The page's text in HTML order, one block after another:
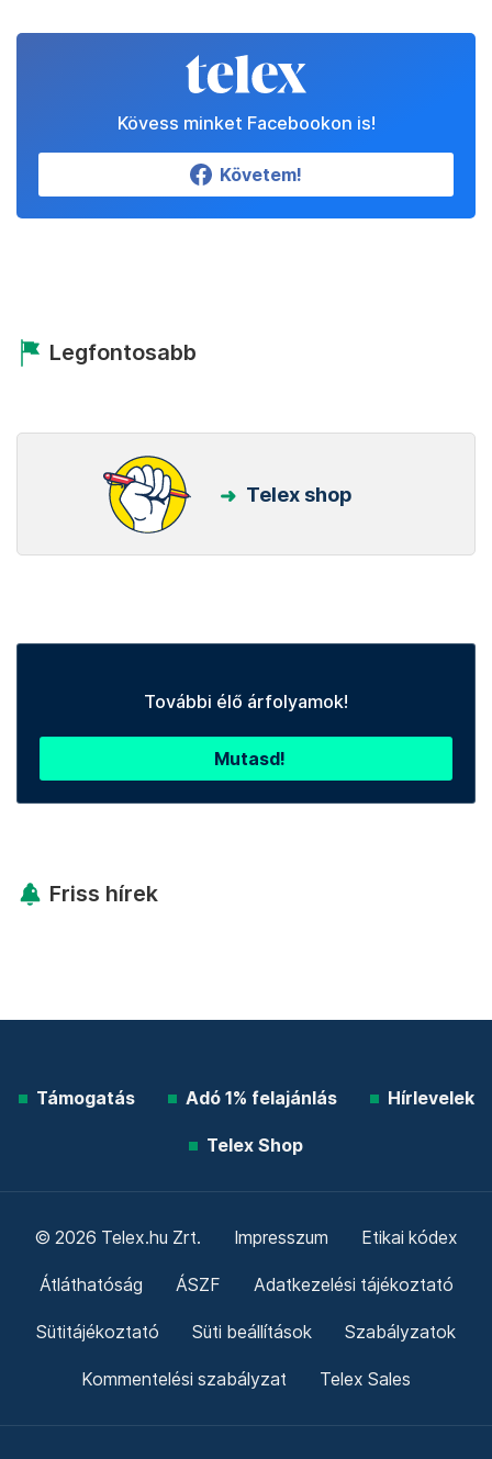
Kövess minket Facebookon is!
Követem!
Legfontosabb
Telex shop
További élő árfolyamok!
Mutasd!
Friss hírek
Támogatás Adó 1% felajánlás Hírlevelek
Telex Shop
© 2026 Telex.hu Zrt. Impresszum Etikai kódex
Átláthatóság ÁSZF Adatkezelési tájékoztató
Sütitájékoztató Süti beállítások Szabályzatok
Kommentelési szabályzat Telex Sales